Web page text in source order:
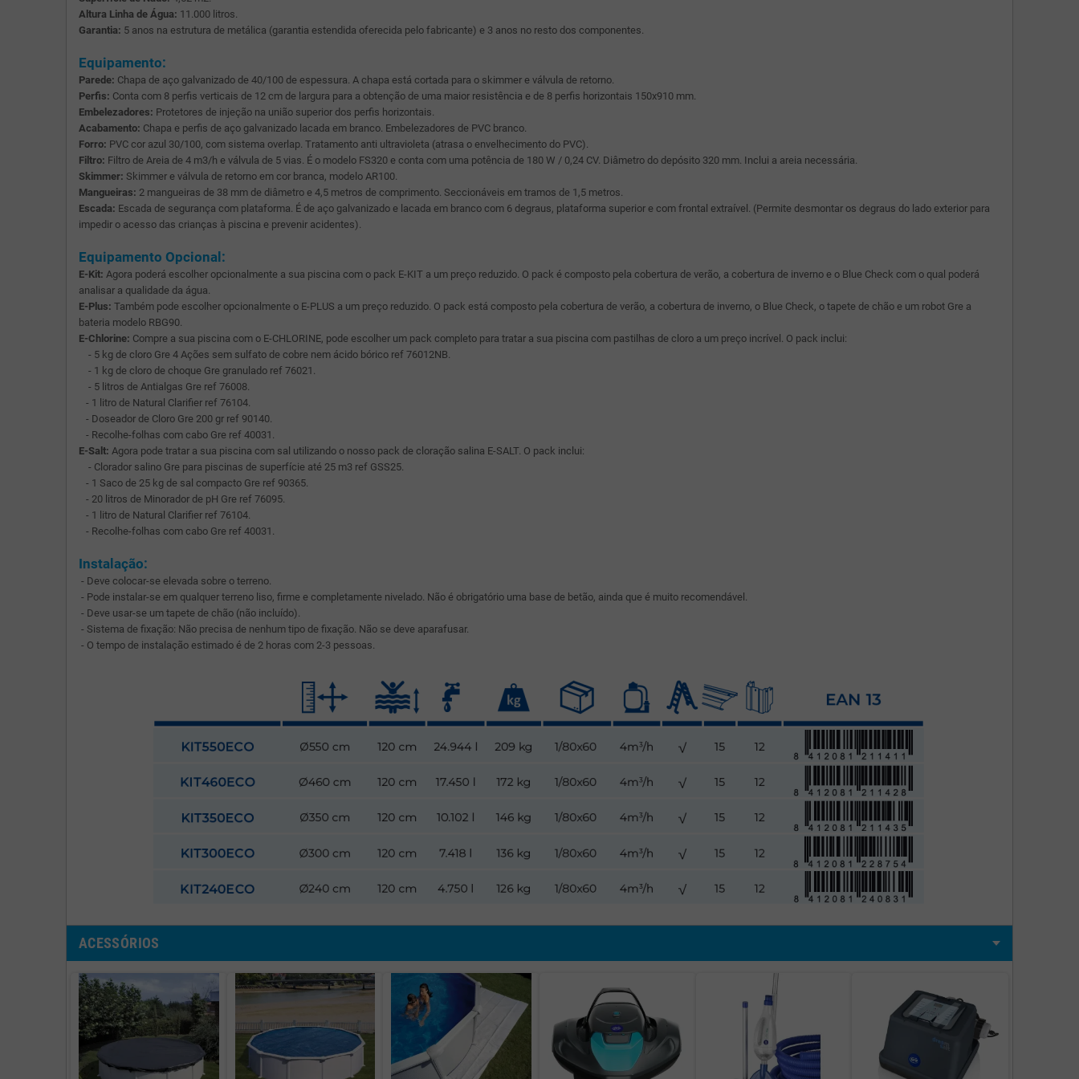
Altura Linha de Água: 11.000 litros.
Garantia: 5 anos na estrutura de metálica (garantia estendida oferecida pelo fabricante) e 3 anos no resto dos componentes.
Equipamento:
Parede: Chapa de aço galvanizado de 40/100 de espessura. A chapa está cortada para o skimmer e válvula de retorno.
Perfis: Conta com 8 perfis verticais de 12 cm de largura para a obtenção de uma maior resistência e de 8 perfis horizontais 150x910 mm.
Embelezadores: Protetores de injeção na união superior dos perfis horizontais.
Acabamento: Chapa e perfis de aço galvanizado lacada em branco. Embelezadores de PVC branco.
Forro: PVC cor azul 30/100, com sistema overlap. Tratamento anti ultravioleta (atrasa o envelhecimento do PVC).
Filtro: Filtro de Areia de 4 m3/h e válvula de 5 vias. É o modelo FS320 e conta com uma potência de 180 W / 0,24 CV. Diâmetro do depósito 320 mm. Inclui a areia necessária.
Skimmer: Skimmer e válvula de retorno em cor branca, modelo AR100.
Mangueiras: 2 mangueiras de 38 mm de diâmetro e 4,5 metros de comprimento. Seccionáveis em tramos de 1,5 metros.
Escada: Escada de segurança com plataforma. É de aço galvanizado e lacada em branco com 6 degraus, plataforma superior e com frontal extraível. (Permite desmontar os degraus do lado exterior para
impedir o acesso das crianças à piscina e prevenir acidentes).
Equipamento Opcional:
E-Kit: Agora poderá escolher opcionalmente a sua piscina com o pack E-KIT a um preço reduzido. O pack é composto pela cobertura de verão, a cobertura de inverno e o Blue Check com o qual poderá
analisar a qualidade da água.
E-Plus: Também pode escolher opcionalmente o E-PLUS a um preço reduzido. O pack está composto pela cobertura de verão, a cobertura de inverno, o Blue Check, o tapete de chão e um robot Gre a
bateria modelo RBG90.
E-Chlorine: Compre a sua piscina com o E-CHLORINE, pode escolher um pack completo para tratar a sua piscina com pastilhas de cloro a um preço incrível. O pack inclui:
- 5 kg de cloro Gre 4 Ações sem sulfato de cobre nem ácido bórico ref 76012NB.
- 1 kg de cloro de choque Gre granulado ref 76021.
- 5 litros de Antialgas Gre ref 76008.
- 1 litro de Natural Clarifier ref 76104.
- Doseador de Cloro Gre 200 gr ref 90140.
- Recolhe-folhas com cabo Gre ref 40031.
E-Salt: Agora pode tratar a sua piscina com sal utilizando o nosso pack de cloração salina E-SALT. O pack inclui:
- Clorador salino Gre para piscinas de superfície até 25 m3 ref GSS25.
- 1 Saco de 25 kg de sal compacto Gre ref 90365.
- 20 litros de Minorador de pH Gre ref 76095.
- 1 litro de Natural Clarifier ref 76104.
- Recolhe-folhas com cabo Gre ref 40031.
Instalação:
- Deve colocar-se elevada sobre o terreno.
- Pode instalar-se em qualquer terreno liso, firme e completamente nivelado. Não é obrigatório uma base de betão, ainda que é muito recomendável.
- Deve usar-se um tapete de chão (não incluído).
- Sistema de fixação: Não precisa de nenhum tipo de fixação. Não se deve aparafusar.
- O tempo de instalação estimado é de 2 horas com 2-3 pessoas.
ACESSÓRIOS